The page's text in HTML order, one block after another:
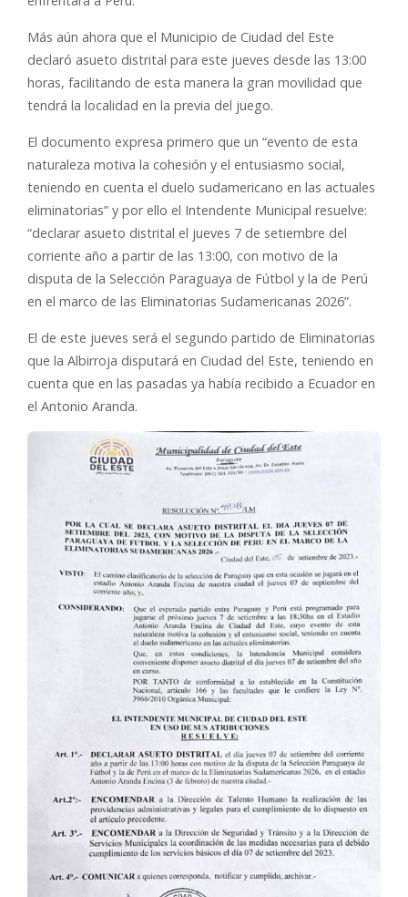
Más aún ahora que el Municipio de Ciudad del Este
declaró asueto distrital para este jueves desde las 13:00
horas, facilitando de esta manera la gran movilidad que
tendrá la localidad en la previa del juego.
El documento expresa primero que un “evento de esta
naturaleza motiva la cohesión y el entusiasmo social,
teniendo en cuenta el duelo sudamericano en las actuales
eliminatorias” y por ello el Intendente Municipal resuelve:
“declarar asueto distrital el jueves 7 de setiembre del
corriente año a partir de las 13:00, con motivo de la
disputa de la Selección Paraguaya de Fútbol y la de Perú
en el marco de las Eliminatorias Sudamericanas 2026”.
El de este jueves será el segundo partido de Eliminatorias
que la Albirroja disputará en Ciudad del Este, teniendo en
cuenta que en las pasadas ya había recibido a Ecuador en
el Antonio Aranda.